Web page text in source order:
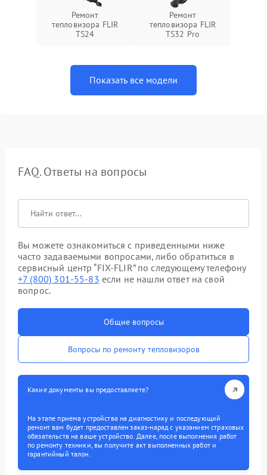
Ремонт
тепловизора FLIR
TS24
Ремонт
тепловизора FLIR
TS32 Pro
Показать все модели
FAQ. Ответы на вопросы
Вы можете ознакомиться с приведенными ниже
часто задаваемыми вопросами, либо обратиться в
сервисный центр “FIX-FLIR” по следующему телефону
+7 (800) 301-55-83 если не нашли ответ на свой
вопрос.
Общие вопросы
Вопросы по ремонту тепловизоров
Какие документы вы предоставляете?
На этапе приема устройства на диагностику и последующий
ремонт вам будет предоставлен заказ-наряд с указанием страховых
обязательств на ваше устройство. Далее, после выполнения работ
по ремонту техники, вы получите акт выполненных работ и
гарантийный талон.